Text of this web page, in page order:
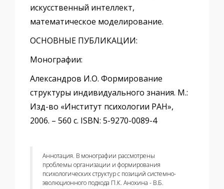
искусственный интеллект,
математическое моделирование.
ОСНОВНЫЕ ПУБЛИКАЦИИ:
Монографии:
Александров И.О. Формирование
структуры индивидуального знания. М.:
Изд-во «Институт психологии РАН»,
2006. – 560 с. ISBN: 5-9270-0089-4
Аннотация. В монографии рассмотрены
проблемы организации и формирования
психологических структур с позиций системно-
эволюционного подхода П.К. Анохина - В.Б.